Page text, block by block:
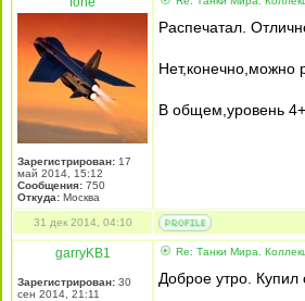
Зарегистрирован: 17
май 2014, 15:12
Сообщения: 750
Откуда: Москва
Распечатал.
Нет,конечно,можно
В общем,уровень
31 дек 2014, 04:10
garryKB1
Зарегистрирован: 30
сен 2014, 21:11
Re: Танки Мира.
Доброе утро. Купил